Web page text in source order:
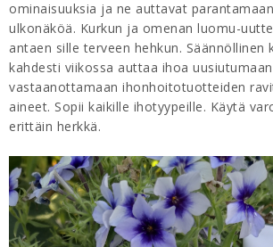
ominaisuuksia ja ne auttavat
ulkonäköä. Kurkun ja omenan luomu-
antaen sille terveen hehkun. Säännöllinen
kahdesti viikossa auttaa ihoa
vastaanottamaan ihonhoitotuotteiden
aineet. Sopii kaikille ihotyypeille. Käytä
erittäin herkkä.